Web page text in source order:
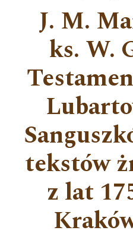
J. M.
ks. W.
tekstów
z lat